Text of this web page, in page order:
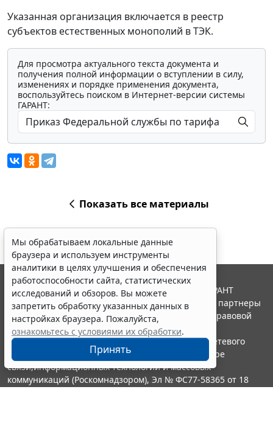
Указанная организация включается в реестр
субъектов естественных монополий в ТЭК.
Для просмотра актуального текста документа и
получения полной информации о вступлении в силу,
изменениях и порядке применения документа,
воспользуйтесь поиском в Интернет-версии системы
ГАРАНТ:
Показать все материалы
Мы обрабатываем локальные данные
браузера и используем инструменты
аналитики в целях улучшения и обеспечения
работоспособности сайта, статистических
исследований и обзоров. Вы можете
запретить обработку указанных данных в
настройках браузера. Пожалуйста,
ознакомьтесь с условиями их обработки.
Принять
© ООО "НПП "ГАРАНТ-СЕРВИС", 2026. Система ГАРАНТ
выпускается с 1990 года. Компания "Гарант" и ее партнеры
являются участниками Российской ассоциации правовой
информации ГАРАНТ.
Портал ГАРАНТ.РУ зарегистрирован в качестве сетевого
издания Федеральной службой по надзору в сфере
связи,информационных технологий и массовых
коммуникаций (Роскомнадзором), Эл № ФС77-58365 от 18